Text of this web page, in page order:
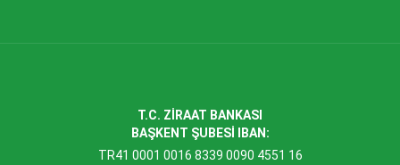
T.C. ZİRAAT BANKASI
BAŞKENT ŞUBESİ IBAN:
TR41 0001 0016 8339 0090 4551 16